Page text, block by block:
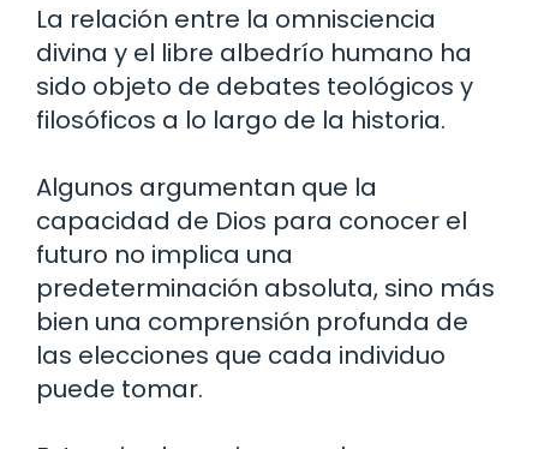
La relación entre la omnisciencia
divina y el libre albedrío humano ha
sido objeto de debates teológicos y
filosóficos a lo largo de la historia.
Algunos argumentan que la
capacidad de Dios para conocer el
futuro no implica una
predeterminación absoluta, sino más
bien una comprensión profunda de
las elecciones que cada individuo
puede tomar.